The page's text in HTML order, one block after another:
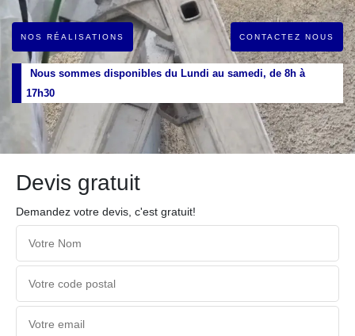
NOS RÉALISATIONS CONTACTEZ NOUS
Nous sommes disponibles du Lundi au samedi, de 8h à
17h30
Devis gratuit
Demandez votre devis, c'est gratuit!